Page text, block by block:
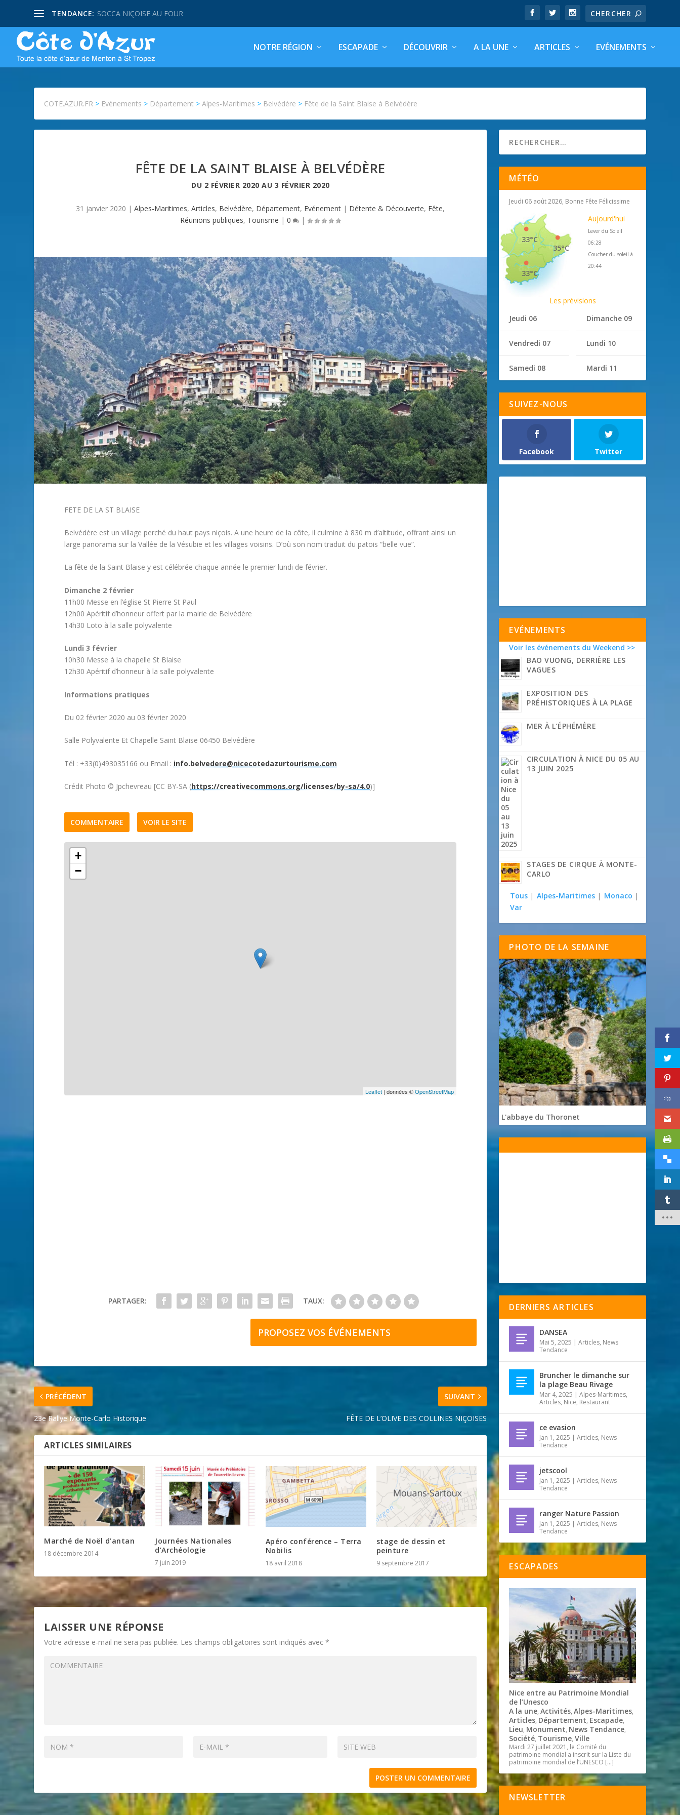
TENDANCE: SOCCA NIÇOISE AU FOUR
NOTRE RÉGION ESCAPADE DÉCOUVRIR A LA UNE ARTICLES EVÉNEMENTS
COTE.AZUR.FR > Evénements > Département >Alpes-Maritimes > Belvédère > Fête de la Saint Blaise à Belvédère
FÊTE DE LA SAINT BLAISE À BELVÉDÈRE
DU 2 FÉVRIER 2020 AU 3 FÉVRIER 2020
31 janvier 2020 |Alpes-Maritimes,Articles, Belvédère, Département, Evénement | Détente & Découverte, Fête,
Réunions publiques, Tourisme |0 |
FETE DE LA ST BLAISE
Belvédère est un village perché du haut pays niçois. A une heure de la côte, il culmine à 830 m d’altitude, offrant ainsi un
large panorama sur la Vallée de la Vésubie et les villages voisins. D’où son nom traduit du patois “belle vue”.
La fête de la Saint Blaise y est célébrée chaque année le premier lundi de février.
Dimanche 2 février
11h00 Messe en l’église St Pierre St Paul
12h00 Apéritif d’honneur offert par la mairie de Belvédère
14h30 Loto à la salle polyvalente
Lundi 3 février
10h30 Messe à la chapelle St Blaise
12h30 Apéritif d’honneur à la salle polyvalente
Informations pratiques
Du 02 février 2020 au 03 février 2020
Salle Polyvalente Et Chapelle Saint Blaise 06450 Belvédère
Tél : +33(0)493035166 ou Email : info.belvedere@nicecotedazurtourisme.com
Crédit Photo © Jpchevreau [CC BY-SA (https://creativecommons.org/licenses/by-sa/4.0)]
COMMENTAIRE VOIR LE SITE
+
−
Leaflet | données ©OpenStreetMap
PARTAGER: TAUX:
PROPOSEZ VOS ÉVÉNEMENTS
PRÉCÉDENT
23e Rallye Monte-Carlo Historique
SUIVANT
FÊTE DE L’OLIVE DES COLLINES NIÇOISES
ARTICLES SIMILAIRES
Marché de Noël d’antan
18 décembre 2014
Journées Nationales
d’Archéologie
7 juin 2019
Apéro conférence – Terra
Nobilis
18 avril 2018
stage de dessin et
peinture
9 septembre 2017
LAISSER UNE RÉPONSE
Votre adresse e-mail ne sera pas publiée. Les champs obligatoires sont indiqués avec*
MÉTÉO
Jeudi 06 août 2026, Bonne Fête Félicissime
35°C
33°C
33°C
Aujourd'hui
Lever du Soleil
06:28
Coucher du soleil à
20:44
Les prévisions
Jeudi 06
Vendredi 07
Samedi 08
Dimanche 09
Lundi 10
Mardi 11
SUIVEZ-NOUS
Facebook Twitter
EVÉNEMENTS
Voir les événements du Weekend >>
BAO VUONG, DERRIÈRE LES
VAGUES
EXPOSITION DES
PRÉHISTORIQUES À LA PLAGE
MER À L’ÉPHÉMÈRE
CIRCULATION À NICE DU 05 AU
13 JUIN 2025
STAGES DE CIRQUE À MONTE-
CARLO
Tous | Alpes-Maritimes | Monaco |
Var
PHOTO DE LA SEMAINE
L'abbaye du Thoronet
DERNIERS ARTICLES
DANSEA
Mai 5, 2025 |Articles, News
Tendance
Bruncher le dimanche sur
la plage Beau Rivage
Mar 4, 2025 |Alpes-Maritimes,
Articles, Nice, Restaurant
ce evasion
Jan 1, 2025 |Articles, News
Tendance
jetscool
Jan 1, 2025 |Articles, News
Tendance
ranger Nature Passion
Jan 1, 2025 |Articles, News
Tendance
ESCAPADES
Nice entre au Patrimoine Mondial
de l’Unesco
A la une,Activités,Alpes-Maritimes,
Articles, Département, Escapade,
Lieu, Monument, News Tendance,
Société, Tourisme,Ville
Mardi 27 juillet 2021, le Comité du
patrimoine mondial a inscrit sur la Liste du
patrimoine mondial de l’UNESCO […]
NEWSLETTER